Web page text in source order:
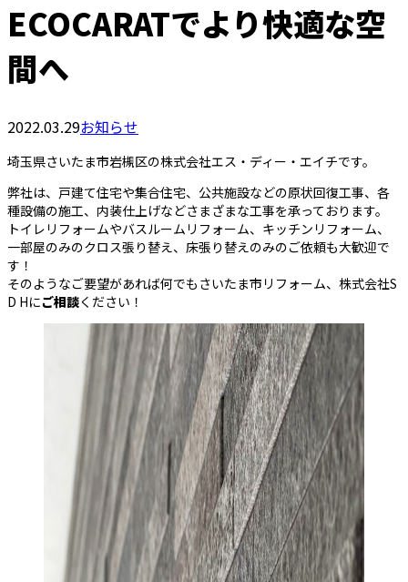
ECOCARATでより快適な空
間へ
2022.03.29お知らせ
埼玉県さいたま市岩槻区の株式会社エス・ディー・エイチです。
弊社は、戸建て住宅や集合住宅、公共施設などの原状回復工事、各
種設備の施工、内装仕上げなどさまざまな工事を承っております。
トイレリフォームやバスルームリフォーム、キッチンリフォーム、
一部屋のみのクロス張り替え、床張り替えのみのご依頼も大歓迎で
す！
そのようなご要望があれば何でもさいたま市リフォーム、株式会社S
D Hにご相談ください！